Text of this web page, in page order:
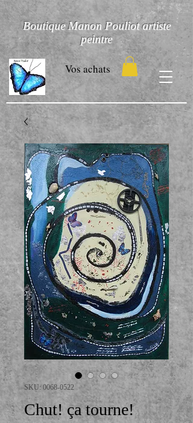
Boutique Manon Pouliot artiste
peintre
Vos achats
SKU: 0068-0522
Chut! ça tourne!